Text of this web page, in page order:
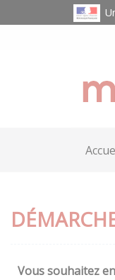
Vous souhaitez